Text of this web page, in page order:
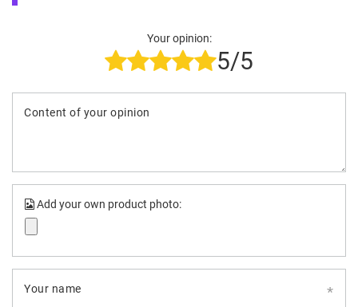
Your opinion:
5/5
Content of your opinion
Add your own product photo:
Your name